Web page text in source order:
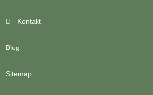
Kontakt
Blog
Sitemap